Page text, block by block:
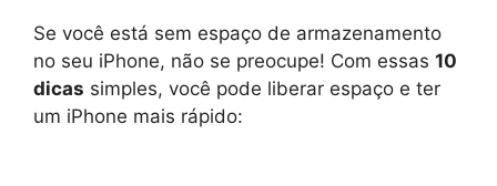
Se você está sem espaço de armazenamento
no seu iPhone, não se preocupe! Com essas 10
dicas simples, você pode liberar espaço e ter
um iPhone mais rápido: